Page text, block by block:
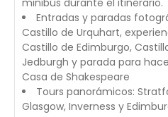
Entradas y paradas
Castillo de Urquhart,
Castillo de Edimburgo,
Jedburgh y parada para
Casa de Shakespeare
Tours panorámicos:
Glasgow, Inverness y